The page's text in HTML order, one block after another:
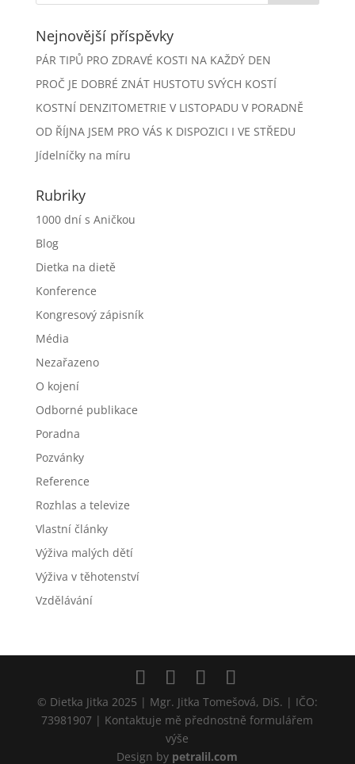
Nejnovější příspěvky
PÁR TIPŮ PRO ZDRAVÉ KOSTI NA KAŽDÝ DEN
PROČ JE DOBRÉ ZNÁT HUSTOTU SVÝCH KOSTÍ
KOSTNÍ DENZITOMETRIE V LISTOPADU V PORADNĚ
OD ŘÍJNA JSEM PRO VÁS K DISPOZICI I VE STŘEDU
Jídelníčky na míru
Rubriky
1000 dní s Aničkou
Blog
Dietka na dietě
Konference
Kongresový zápisník
Média
Nezařazeno
O kojení
Odborné publikace
Poradna
Pozvánky
Reference
Rozhlas a televize
Vlastní články
Výživa malých dětí
Výživa v těhotenství
Vzdělávání
© Dietka Jitka 2025 | Mgr. Jitka Tomešová, DiS. | IČO:
73981907 | Kontaktuje mě přednostně formulářem
výše
Design by petralil.com